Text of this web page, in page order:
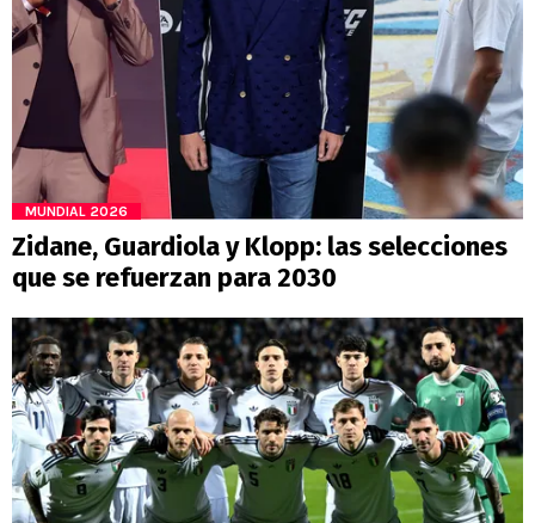
MUNDIAL 2026
Zidane, Guardiola y Klopp: las selecciones
que se refuerzan para 2030